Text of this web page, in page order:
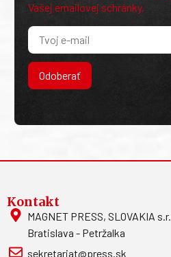
Vašej emailovej schránky.
Odoberať
Kontakt
MAGNET PRESS, SLOVAKIA
Bratislava - Petržalka
sekretariat@press.sk